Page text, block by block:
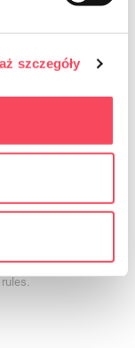
szczegóły
by means of
(Journal of Laws
may be withdrawn
the lawfulness of the
data in accordance